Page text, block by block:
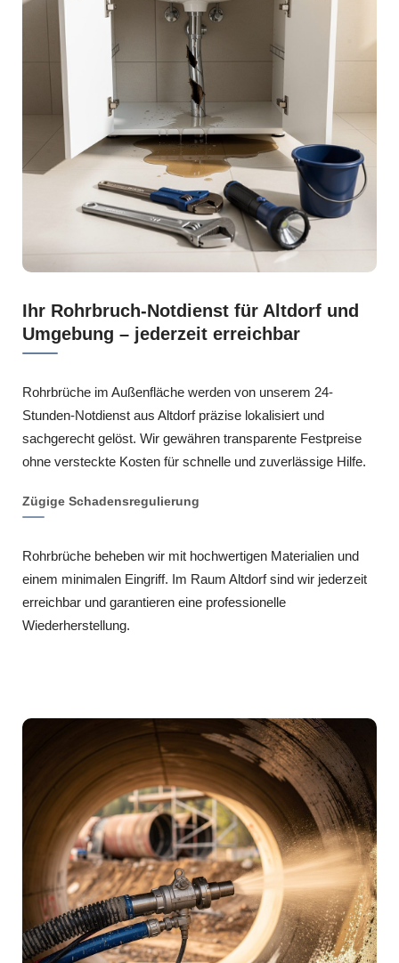
Ihr Rohrbruch-Notdienst für Altdorf und
Umgebung – jederzeit erreichbar
Rohrbrüche im Außenfläche werden von unserem 24-
Stunden-Notdienst aus Altdorf präzise lokalisiert und
sachgerecht gelöst. Wir gewähren transparente Festpreise
ohne versteckte Kosten für schnelle und zuverlässige Hilfe.
Zügige Schadensregulierung
Rohrbrüche beheben wir mit hochwertigen Materialien und
einem minimalen Eingriff. Im Raum Altdorf sind wir jederzeit
erreichbar und garantieren eine professionelle
Wiederherstellung.